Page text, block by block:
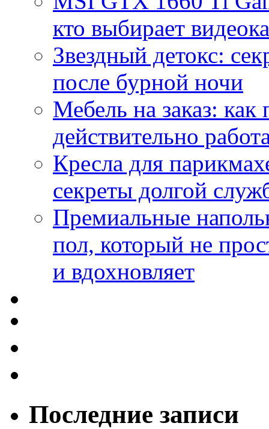
кто выбирает
Звездный детокс:
после бурной ночи
Мебель на заказ:
действительно
Кресла для
секреты долгой
Премиальные
пол, который не
и вдохновляет
Последние записи